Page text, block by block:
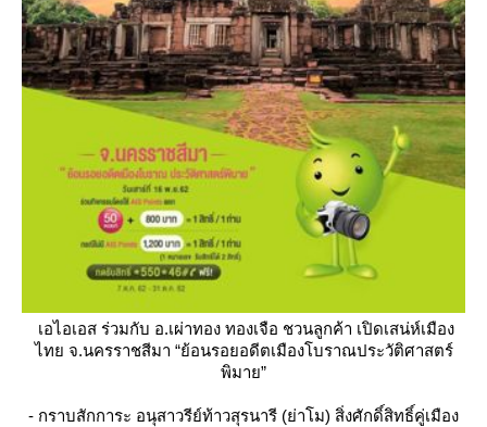
เอไอเอส ร่วมกับ อ.เผ่าทอง ทองเจือ ชวนลูกค้า เปิดเสน่ห์เมือง
ไทย จ.นครราชสีมา “ย้อนรอยอดีตเมืองโบราณประวัติศาสตร์
พิมาย”
- กราบสักการะ อนุสาวรีย์ท้าวสุรนารี (ย่าโม) สิ่งศักดิ์สิทธิ์คู่เมือง